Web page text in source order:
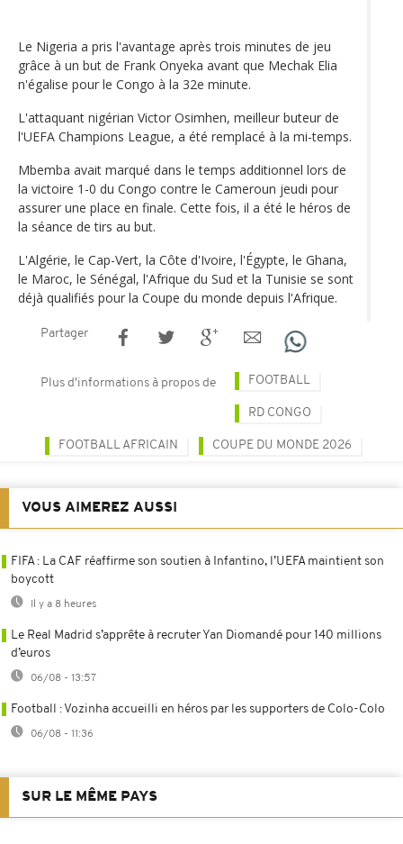
Le Nigeria a pris l'avantage après trois minutes de jeu
grâce à un but de Frank Onyeka avant que Mechak Elia
n'égalise pour le Congo à la 32e minute.
L'attaquant nigérian Victor Osimhen, meilleur buteur de
l'UEFA Champions League, a été remplacé à la mi-temps.
Mbemba avait marqué dans le temps additionnel lors de
la victoire 1-0 du Congo contre le Cameroun jeudi pour
assurer une place en finale. Cette fois, il a été le héros de
la séance de tirs au but.
L'Algérie, le Cap-Vert, la Côte d'Ivoire, l'Égypte, le Ghana,
le Maroc, le Sénégal, l'Afrique du Sud et la Tunisie se sont
déjà qualifiés pour la Coupe du monde depuis l'Afrique.
Partager
Plus d'informations à propos de FOOTBALL
RD CONGO
FOOTBALL AFRICAIN COUPE DU MONDE 2026
VOUS AIMEREZ AUSSI
FIFA : La CAF réaffirme son soutien à Infantino, l’UEFA maintient son
boycott
Il y a 8 heures
Le Real Madrid s’apprête à recruter Yan Diomandé pour 140 millions
d’euros
06/08 - 13:57
Football : Vozinha accueilli en héros par les supporters de Colo-Colo
06/08 - 11:36
SUR LE MÊME PAYS